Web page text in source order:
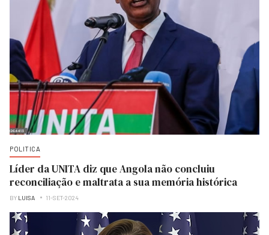
POLITICA
Líder da UNITA diz que Angola não concluiu
reconciliação e maltrata a sua memória histórica
BY LUISA 11-SET-2024